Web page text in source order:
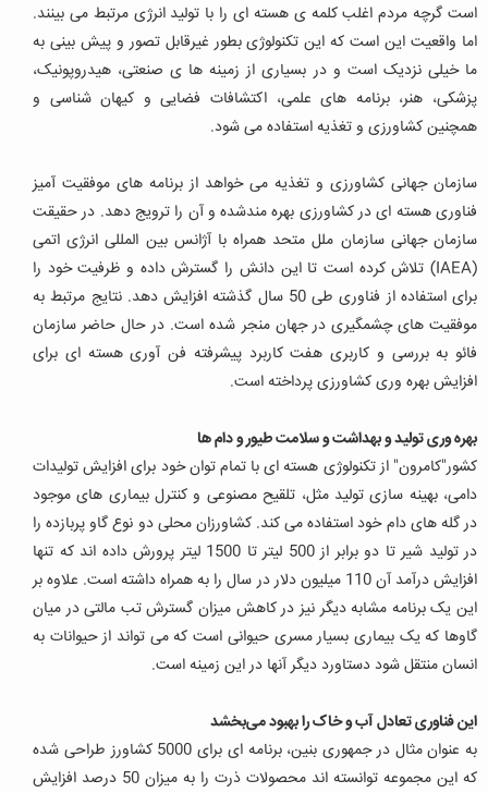
است گرچه مردم اغلب کلمه ی هسته ای را با تولید انرژی مرتبط می بینند.
اما واقعیت این است که این تکنولوژی بطور غیرقابل تصور و پیش بینی به
ما خیلی نزدیک است و در بسیاری از زمینه ها ی صنعتی، هیدروپونیک،
پزشکی، هنر، برنامه های علمی، اکتشافات فضایی و کیهان شناسی و
همچنین کشاورزی و تغذیه استفاده می شود.
سازمان جهانی کشاورزی و تغذیه می خواهد از برنامه های موفقیت آمیز
فناوری هسته ای در کشاورزی بهره مندشده و آن را ترویج دهد. در حقیقت
سازمان جهانی سازمان ملل متحد همراه با آژانس بین المللی انرژی اتمی
(IAEA) تلاش کرده است تا این دانش را گسترش داده و ظرفیت خود را
برای استفاده از فناوری طی 50 سال گذشته افزایش دهد. نتایج مرتبط به
موفقیت های چشمگیری در جهان منجر شده است. در حال حاضر سازمان
فائو به بررسی و کاربری هفت کاربرد پیشرفته فن آوری هسته ای برای
افزایش بهره وری کشاورزی پرداخته است.
بهره وری تولید و بهداشت و سلامت طیور و دام ها
کشور"کامرون" از تکنولوژی هسته ای با تمام توان خود برای افزایش تولیدات
دامی، بهینه سازی تولید مثل، تلقیح مصنوعی و کنترل بیماری های موجود
در گله های دام خود استفاده می کند. کشاورزان محلی دو نوع گاو پربازده را
در تولید شیر تا دو برابر از 500 لیتر تا 1500 لیتر پرورش داده اند که تنها
افزایش درآمد آن 110 میلیون دلار در سال را به همراه داشته است. علاوه بر
این یک برنامه مشابه دیگر نیز در کاهش میزان گسترش تب مالتی در میان
گاوها که یک بیماری بسیار مسری حیوانی است که می تواند از حیوانات به
انسان منتقل شود دستاورد دیگر آنها در این زمینه است.
این فناوری تعادل آب و خاک را بهبود می‌بخشد
به عنوان مثال در جمهوری بنین، برنامه ای برای 5000 کشاورز طراحی شده
که این مجموعه توانسته اند محصولات ذرت را به میزان 50 درصد افزایش